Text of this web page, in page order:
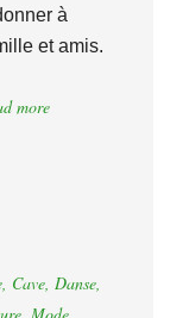
à
et amis.
more
, Cave, Danse,